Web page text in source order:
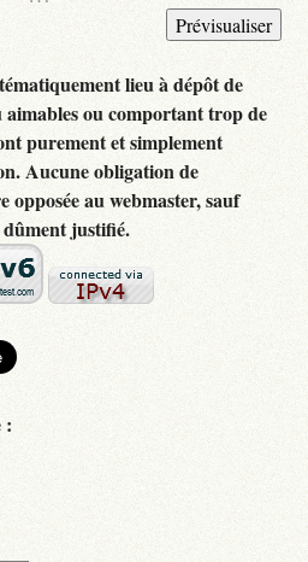
lieu à dépôt de
aimables ou comportant trop de
purement et simplement
Aucune obligation de
au webmaster, sauf
justifié.
: